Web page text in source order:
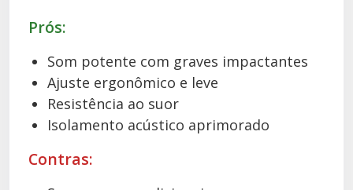
Prós:
Som potente com graves impactantes
Ajuste ergonômico e leve
Resistência ao suor
Isolamento acústico aprimorado
Contras: